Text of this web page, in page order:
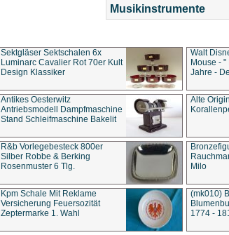
Musikinstrumente
Sektgläser Sektschalen 6x
Luminarc Cavalier Rot 70er Kult
Design Klassiker
Walt
Mouse -
Jahre -
Antikes Oesterwitz
Antriebsmodell Dampfmaschine
Stand Schleifmaschine Bakelit
Alte
R&b Vorlegebesteck 800er
Silber Robbe & Berking
Rosenmuster 6 Tlg.
Milo
Kpm Schale Mit Reklame
Versicherung Feuersozität
Zeptermarke 1. Wahl
(mk010)
1774 -